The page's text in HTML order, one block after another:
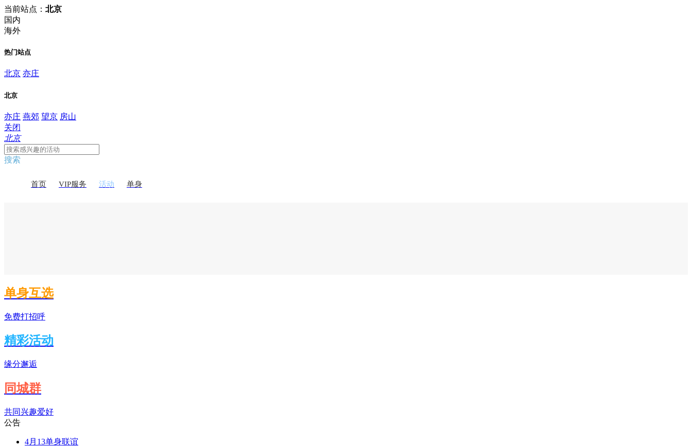
当前站点： 北京
国内
海外
热门站点
北京 亦庄
北京
亦庄 燕郊 望京 房山
关闭
北京
搜索
首页 VIP服务 活动 单身
单身互选
免费打招呼
精彩活动
缘分邂逅
同城群
共同兴趣爱好
公告
4月13单身联谊